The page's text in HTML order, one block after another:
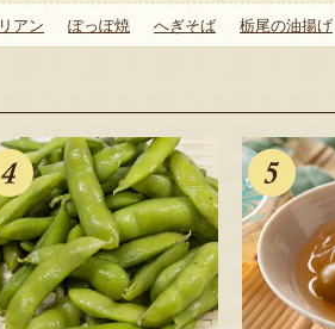
アン ぽっぽ焼 へぎそば 栃尾の油揚げ